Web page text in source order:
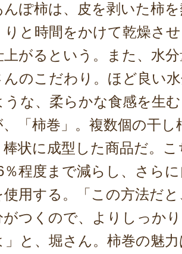
ぽ柿は、皮を剥いた柿
りと時間をかけて乾燥さ
がるという。また、水
んのこだわり。ほど良い
うな、柔らかな食感を生
「柿巻」。複数個の干
状に成型した商品だ。
％程度まで減らし、さら
用する。「この方法だ
がつくので、よりしっか
」と、堀さん。柿巻の魅